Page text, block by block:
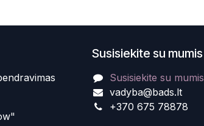
Susisiekite su mumis
Susisiekite su mumis
vadyba@bads.lt
+370 675 78878